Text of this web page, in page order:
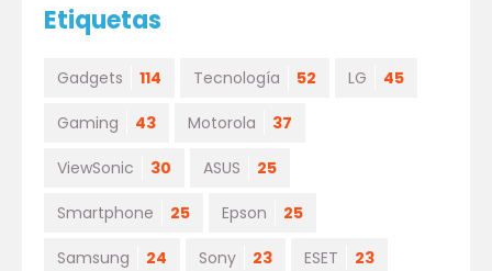
Etiquetas
Gadgets 114 Tecnología 52 LG 45
Gaming 43 Motorola 37
ViewSonic 30 ASUS 25
Smartphone 25 Epson 25
Samsung 24 Sony 23 ESET 23